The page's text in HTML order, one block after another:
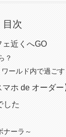
目次
近くへGO
？
ールド内で過ごす
ホ de オーダー
した
ナーラ～